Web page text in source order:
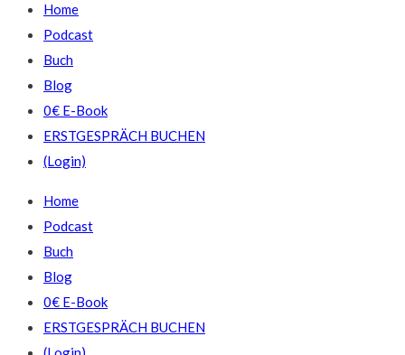
Home
Podcast
Buch
Blog
0€ E-Book
ERSTGESPRÄCH BUCHEN
(Login)
Home
Podcast
Buch
Blog
0€ E-Book
ERSTGESPRÄCH BUCHEN